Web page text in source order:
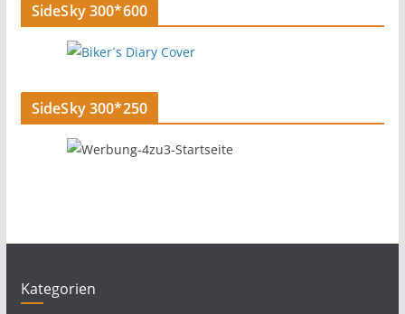
SideSky 300*600
SideSky 300*250
Kategorien